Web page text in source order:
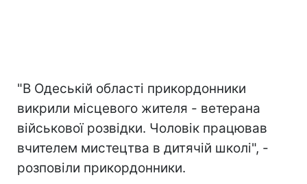
"В Одеській області прикордонники
викрили місцевого жителя - ветерана
військової розвідки. Чоловік працював
вчителем мистецтва в дитячій школі", -
розповіли прикордонники.